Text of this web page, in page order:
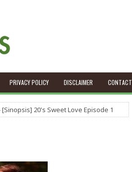
PRIVACY POLICY DISCLAIMER CONTACT
[Sinopsis] 20's Sweet Love Episode 1